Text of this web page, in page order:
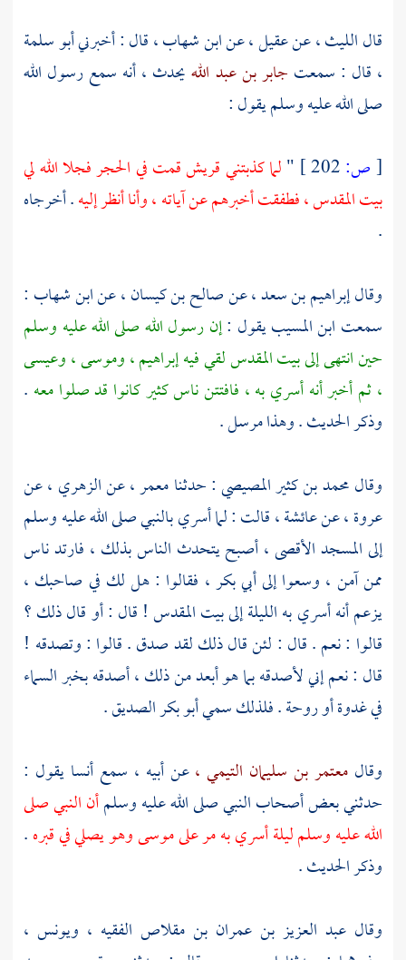
قالالليث ،عنعقيل ،عنابن شهاب ،قال : أخبرنيأبو سلمة
، قال : سمعت جابر بن عبد اللهيحدث ، أنه سمع رسول الله
صلى الله عليه وسلم يقول :
[ص: "لما كذبتنيقريشقمت فيالحجرفجلا الله لي
بيت المقدس ،فطفقت أخبرهم عن آياته ، وأنا أنظر إليه. أخرجاه
.
وقالإبراهيم بن سعد ،عنصالح بن كيسان ،عنابن شهاب :
سمعت ابن المسيبيقول :إن رسول الله صلى الله عليه وسلم
حين انتهى إلىبيت المقدسلقي فيهإبراهيم ،وموسى ،وعيسى
،ثم أخبر أنه أسري به ، فافتتن ناس كثير كانوا قد صلوا معه .
وذكر الحديث . وهذا مرسل .
وقالمحمد بن كثير المصيصي: حدثنامعمر ،عنالزهري ،عن
عروة ،عنعائشة ،قالت : لما أسري بالنبي صلى الله عليه وسلم
إلىالمسجد الأقصى ،أصبح يتحدث الناس بذلك ، فارتد ناس
ممن آمن ، وسعوا إلىأبي بكر ، فقالوا : هل لك في صاحبك ،
يزعم أنه أسري به الليلة إلىبيت المقدس! قال : أو قال ذلك ؟
قالوا : نعم . قال : لئن قال ذلك لقد صدق . قالوا : وتصدقه !
قال : نعم إني لأصدقه بما هو أبعد من ذلك ، أصدقه بخبر السماء
في غدوة أو روحة . فلذلك سميأبو بكر الصديق.
وقالمعتمر بن سليمان التيمي ،عن أبيه ، سمع أنسا يقول :
حدثني بعض أصحاب النبي صلى الله عليه وسلمأن النبي صلى
الله عليه وسلم ليلة أسري به مر علىموسىوهو يصلي في قبره.
وذكر الحديث .
وقالعبد العزيز بن عمران بن مقلاص الفقيه ، ويونس ،